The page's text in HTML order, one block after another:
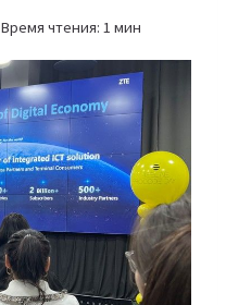
Время чтения: 1 мин